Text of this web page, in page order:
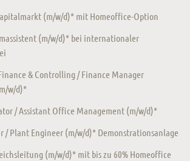
(m/w/d)* mit Homeoffice-Option
(m/w/d)* bei internationaler
& Controlling / Finance Manager
w/d)*
/ Assistant Office Management (m/w/d)*
/ Plant Engineer (m/w/d)* Demonstrationsanlage
(m/w/d)* mit bis zu 60% Homeoffice